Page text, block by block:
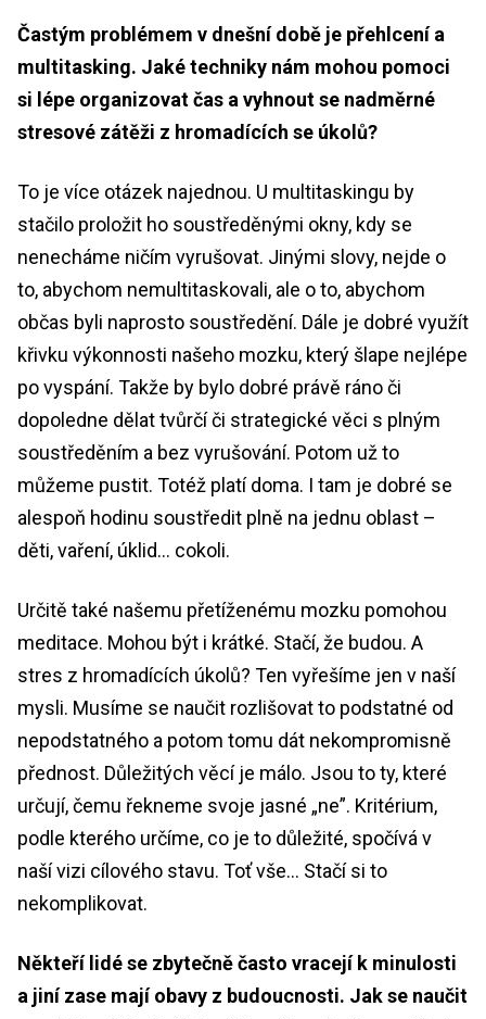
Častým problémem v dnešní době je přehlcení a
multitasking. Jaké techniky nám mohou pomoci
si lépe organizovat čas a vyhnout se nadměrné
stresové zátěži z hromadících se úkolů?
To je více otázek najednou. U multitaskingu by
stačilo proložit ho soustředěnými okny, kdy se
nenecháme ničím vyrušovat. Jinými slovy, nejde o
to, abychom nemultitaskovali, ale o to, abychom
občas byli naprosto soustředění. Dále je dobré využít
křivku výkonnosti našeho mozku, který šlape nejlépe
po vyspání. Takže by bylo dobré právě ráno či
dopoledne dělat tvůrčí či strategické věci s plným
soustředěním a bez vyrušování. Potom už to
můžeme pustit. Totéž platí doma. I tam je dobré se
alespoň hodinu soustředit plně na jednu oblast –
děti, vaření, úklid… cokoli.
Určitě také našemu přetíženému mozku pomohou
meditace. Mohou být i krátké. Stačí, že budou. A
stres z hromadících úkolů? Ten vyřešíme jen v naší
mysli. Musíme se naučit rozlišovat to podstatné od
nepodstatného a potom tomu dát nekompromisně
přednost. Důležitých věcí je málo. Jsou to ty, které
určují, čemu řekneme svoje jasné „ne”. Kritérium,
podle kterého určíme, co je to důležité, spočívá v
naší vizi cílového stavu. Toť vše… Stačí si to
nekomplikovat.
Někteří lidé se zbytečně často vracejí k minulosti
a jiní zase mají obavy z budoucnosti. Jak se naučit